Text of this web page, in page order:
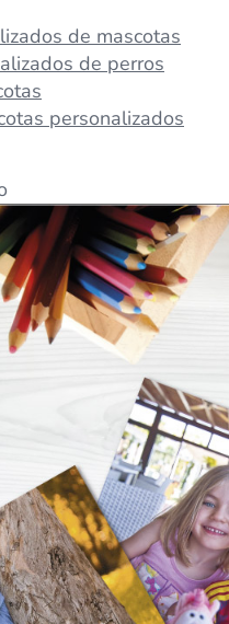
de mascotas
de perros
personalizados